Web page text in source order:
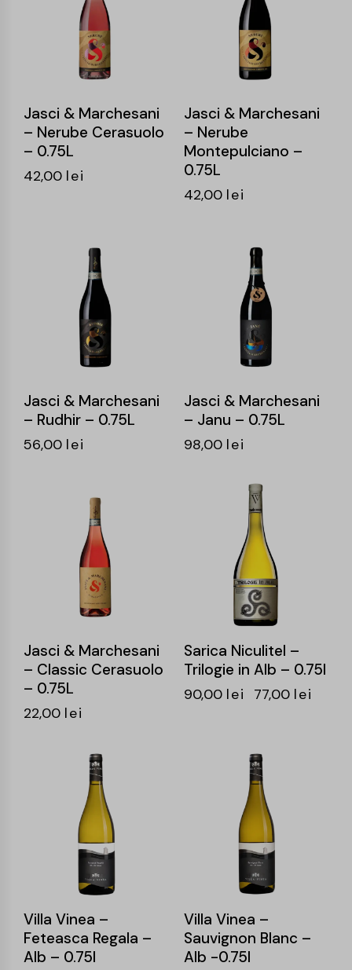
Jasci & Marchesani
– Nerube Cerasuolo
– 0.75L
42,00 lei
Jasci & Marchesani
– Nerube
Montepulciano –
0.75L
42,00 lei
Jasci & Marchesani
– Rudhir – 0.75L
56,00 lei
Jasci & Marchesani
– Janu – 0.75L
98,00 lei
Jasci & Marchesani
– Classic Cerasuolo
– 0.75L
22,00 lei
Sarica Niculitel –
Trilogie in Alb – 0.75l
90,00 lei 77,00 lei
Villa Vinea –
Feteasca Regala –
Alb – 0.75l
Villa Vinea –
Sauvignon Blanc –
Alb -0.75l